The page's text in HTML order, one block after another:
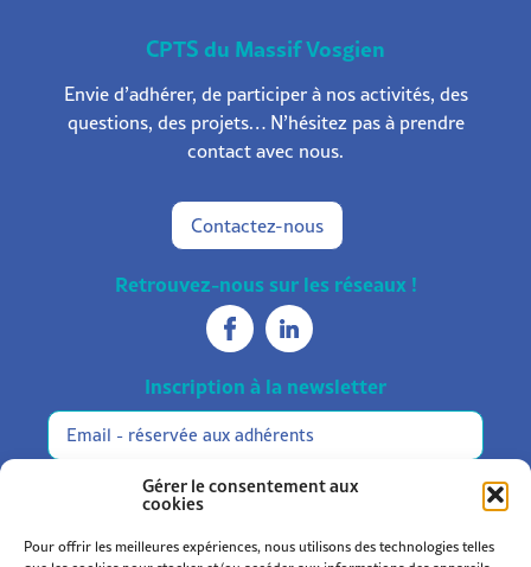
Gérer le consentement aux
cookies
Pour offrir les meilleures expériences, nous utilisons des technologies telles
CPTS du Massif Vosgien
Envie d’adhérer, de participer à nos activités, des
questions, des projets… N’hésitez pas à prendre
contact avec nous.
Contactez-nous
Retrouvez-nous sur les réseaux !
Inscription à la newsletter
Réservée
aux
adhérents
M'inscrire
Alternative: